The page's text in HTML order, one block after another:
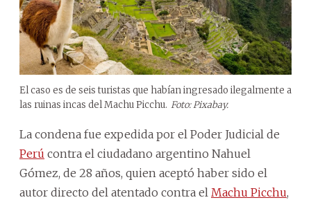
El caso es de seis turistas que habían ingresado ilegalmente a
las ruinas incas del Machu Picchu. Foto: Pixabay.
La condena fue expedida por el Poder Judicial de
Perú contra el ciudadano argentino Nahuel
Gómez, de 28 años, quien aceptó haber sido el
autor directo del atentado contra el Machu Picchu,